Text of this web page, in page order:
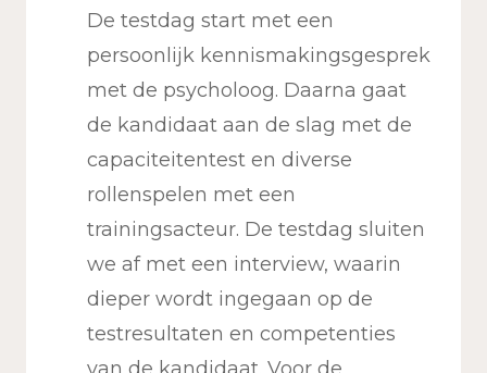
De testdag start met een
persoonlijk kennismakingsgesprek
met de psycholoog. Daarna gaat
de kandidaat aan de slag met de
capaciteitentest en diverse
rollenspelen met een
trainingsacteur. De testdag sluiten
we af met een interview, waarin
dieper wordt ingegaan op de
testresultaten en competenties